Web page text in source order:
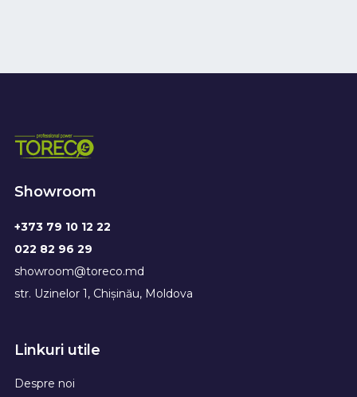
Showroom
+373 79 10 12 22
022 82 96 29
showroom@toreco.md
str. Uzinelor 1, Chișinău, Moldova
Linkuri utile
Despre noi